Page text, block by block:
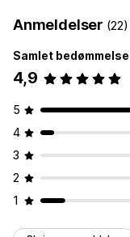
Anmeldelser (22)
Samlet bedømmelse
4,9
5
4
3
2
1